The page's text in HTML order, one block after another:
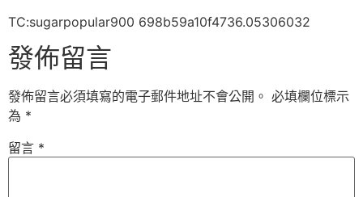
TC:sugarpopular900 698b59a10f4736.05306032
發佈留言
發佈留言必須填寫的電子郵件地址不會公開。 必填欄位標示
為 *
留言 *